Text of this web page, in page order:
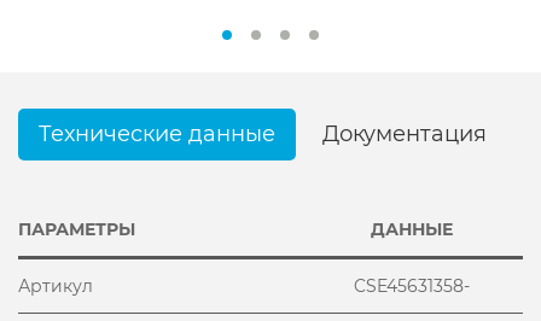
Технические данные Документация
ПАРАМЕТРЫ ДАННЫЕ
Артикул CSE45631358-